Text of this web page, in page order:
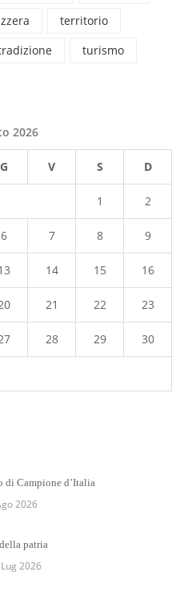
territorio
turismo
2026
G V S D
1 2
6 7 8 9
14 15 16
21 22 23
28 29 30
di Campione d’Italia
2026
patria
2026